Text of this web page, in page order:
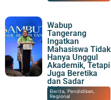
Wabup
Tangerang
Ingatkan
Mahasiswa Tidak
Hanya Unggul
Akademik, Tetapi
Juga Beretika
dan Sadar
Hukum
08/08/2026|20:30
Berita,Pendidikan,
Regional